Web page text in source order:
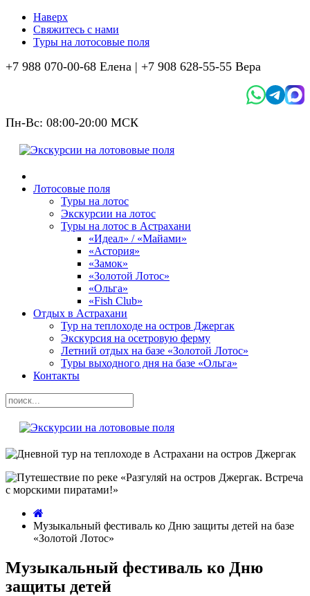
Наверх
Свяжитесь с нами
Туры на лотосовые поля
+7 988 070-00-68 Елена | +7 908 628-55-55 Вера
Пн-Вс: 08:00-20:00 МСК
Лотосовые поля
Туры на лотос
Экскурсии на лотос
Туры на лотос в Астрахани
«Идеал» / «Майами»
«Астория»
«Замок»
«Золотой Лотос»
«Ольга»
«Fish Club»
Отдых в Астрахани
Тур на теплоходе на остров Джергак
Экскурсия на осетровую ферму
Летний отдых на базе «Золотой Лотос»
Туры выходного дня на базе «Ольга»
Контакты
Музыкальный фестиваль ко Дню защиты детей на базе
«Золотой Лотос»
Музыкальный фестиваль ко Дню
защиты детей